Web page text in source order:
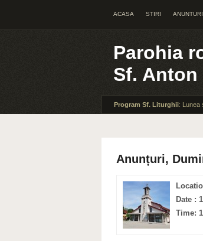
ACASA STIRI ANUNTURI
Parohia
Sf. Anton
Program Sf. Liturghii: Lunea
Anunțuri,
Date :
Time: